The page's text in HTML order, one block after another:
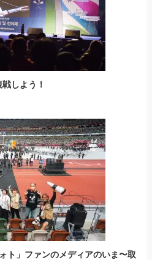
しよう！
ト」ファンのメディアのいま〜取